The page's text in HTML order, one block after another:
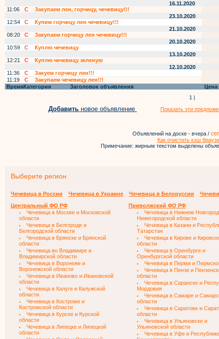
16.11.2020
11:06
С
Закупаем лен, горчицу, чечевицу!!!
23.10.2020
12:54
С
Купим горчицу лен чечевицу!!!
21.10.2020
08:20
С
Закупаем горчицу лен чечевицу!!!
20.10.2020
10:59
С
Куплю чечевицу
13.10.2020
12:21
С
Куплю чечевицу зеленую
12.10.2020
11:36
С
Закуем горчицу лен!!!
11:19
С
Закупаем чечевицу лен!!!
ВремяКатегория Заголовок объявления
Цена
1 |
Добавить новое объявление Показать эти
Объявлений на доске - вчера /
Как очистить кэш
Примечание: жирным текстом выделены
Выберите регион
Чечевица в России Чечевица в Украине Чечевица в Белоруссии
Центральный ФО РФ
Чечевица в Москве и Московской
области
Чечевица в Белгороде и
Белгородской области
Чечевица в Брянске и Брянской
области
Чечевица во Владимире и
Владимирской области
Чечевица в Воронеже и
Воронежской области
Чечевица в Иваново и Ивановской
области
Чечевица в Калуге и Калужской
области
Чечевица в Костроме и
Костромской области
Чечевица в Курске и Курской
области
Чечевица в Липецке и Липецкой
области
Приволжский ФО РФ
Чечевица в Нижнем
Нижегородской области
Чечевица в Казани и
Татарстан
Чечевица в Кирове и
области
Чечевица в Оренбурге и
Оренбургской области
Чечевица в Перми и
Чечевица в Пензе и
области
Чечевица в Саранске и
Мордовия
Чечевица в Самаре и
области
Чечевица в Саратове и
области
Чечевица в Ульяновске и
Ульяновской области
Чечевица в Уфе и